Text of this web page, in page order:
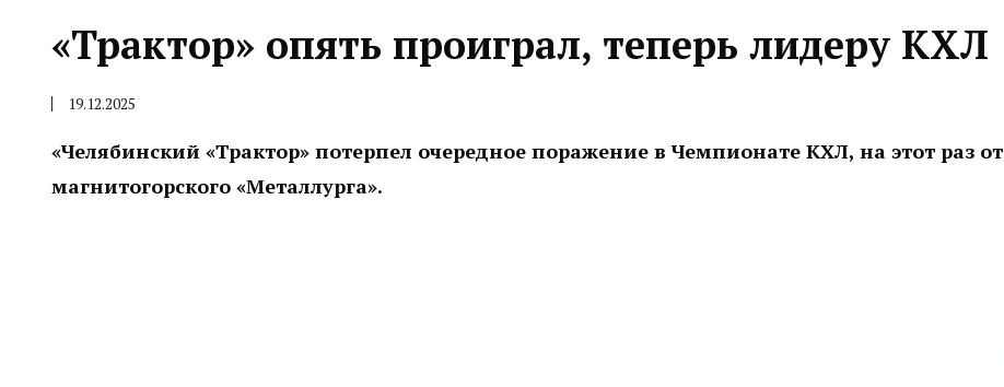
«Трактор» опять проиграл, теперь лидеру КХЛ
19.12.2025
«Челябинский «Трактор» потерпел очередное поражение в Чемпионате КХЛ, на этот раз от
магнитогорского «Металлурга».